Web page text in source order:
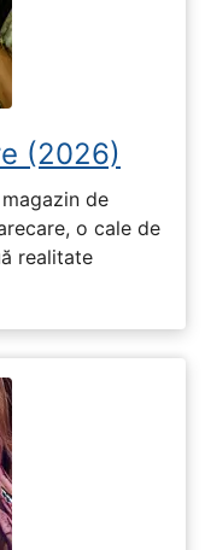
(2026)
de
o cale de
realitate